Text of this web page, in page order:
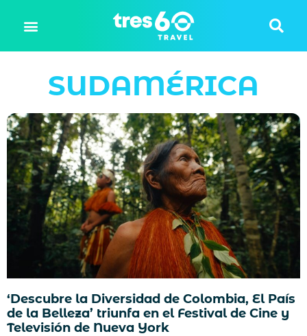
SUDAMÉRICA
‘Descubre la Diversidad de Colombia, El País
de la Belleza’ triunfa en el Festival de Cine y
Televisión de Nueva York